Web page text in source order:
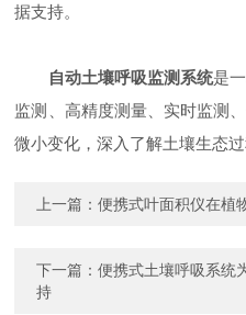
据支持。
自动土壤呼吸监测系统是
监测、高精度测量、实时监测
微小变化，深入了解土壤生态过
上一篇：便携式叶面积仪在植
下一篇：便携式土壤呼吸系统
持